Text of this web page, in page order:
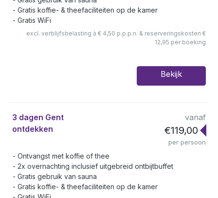
Gratis koffie- & theefaciliteiten op de kamer
Gratis WiFi
excl. verblijfsbelasting à € 4,50 p.p.p.n. & reserveringskosten €
12,95 per boeking
Bekijk
3 dagen Gent
ontdekken
vanaf
€119,00
per persoon
Ontvangst met koffie of thee
2x overnachting inclusief uitgebreid ontbijtbuffet
Gratis gebruik van sauna
Gratis koffie- & theefaciliteiten op de kamer